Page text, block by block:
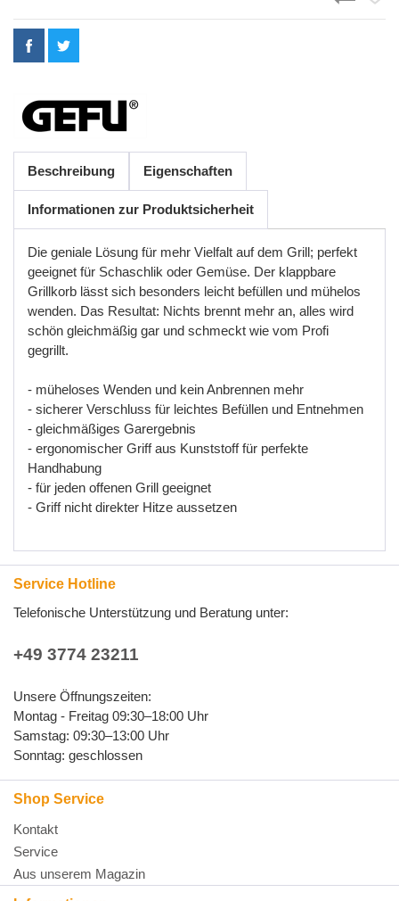
Beschreibung Eigenschaften
Informationen zur Produktsicherheit
Die geniale Lösung für mehr Vielfalt auf dem Grill; perfekt
geeignet für Schaschlik oder Gemüse. Der klappbare
Grillkorb lässt sich besonders leicht befüllen und mühelos
wenden. Das Resultat: Nichts brennt mehr an, alles wird
schön gleichmäßig gar und schmeckt wie vom Profi
gegrillt.
- müheloses Wenden und kein Anbrennen mehr
- sicherer Verschluss für leichtes Befüllen und Entnehmen
- gleichmäßiges Garergebnis
- ergonomischer Griff aus Kunststoff für perfekte
Handhabung
- für jeden offenen Grill geeignet
- Griff nicht direkter Hitze aussetzen
Service Hotline
Telefonische Unterstützung und Beratung unter:
+49 3774 23211
Unsere Öffnungszeiten:
Montag - Freitag 09:30–18:00 Uhr
Samstag: 09:30–13:00 Uhr
Sonntag: geschlossen
Shop Service
Kontakt
Service
Aus unserem Magazin